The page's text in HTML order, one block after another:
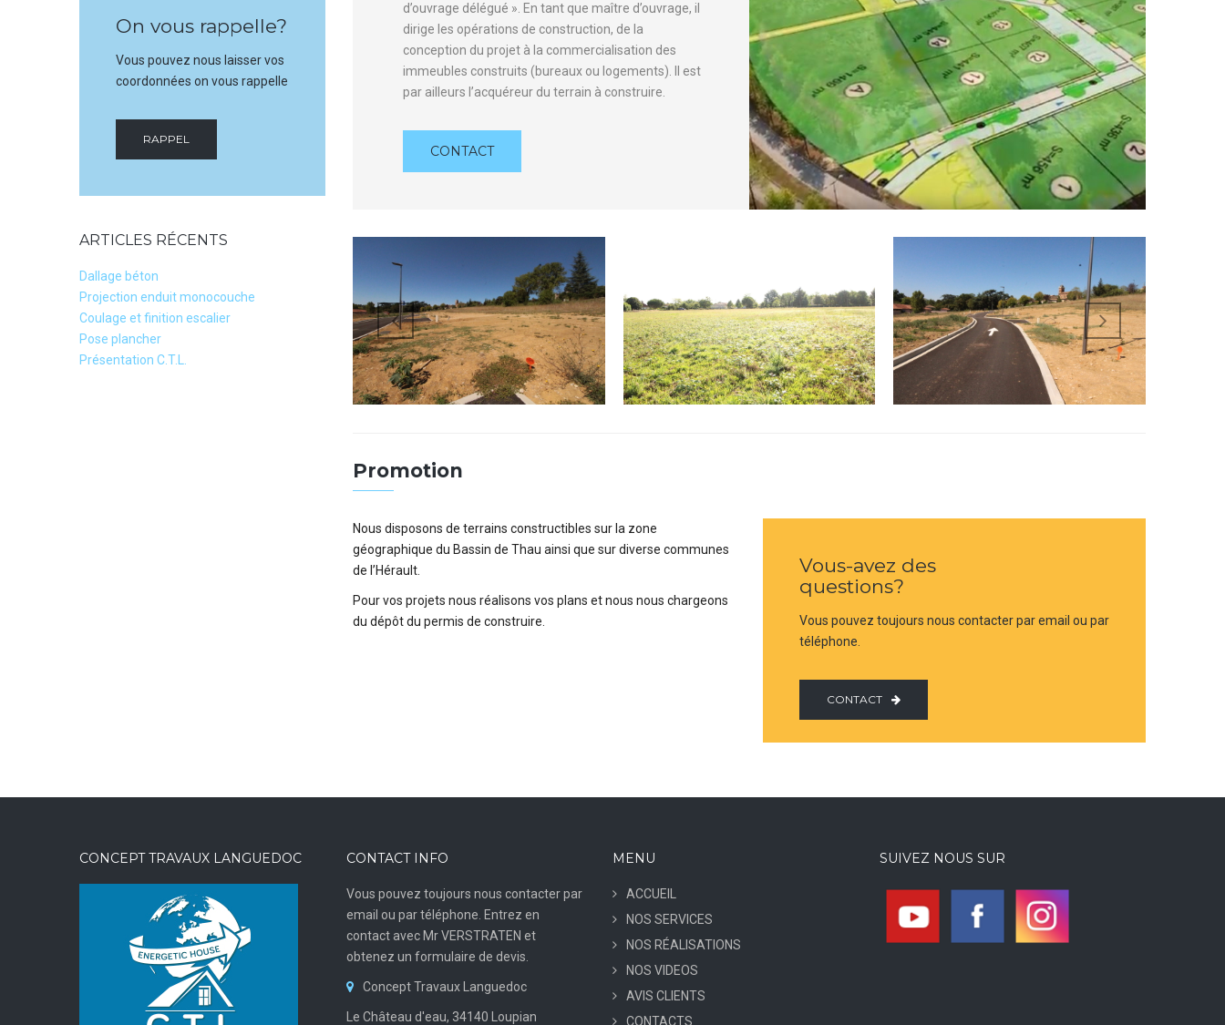
On vous rappelle?
Vous pouvez nous laisser vos
coordonnées on vous rappelle
RAPPEL
ARTICLES RÉCENTS
Dallage béton
Projection enduit monocouche
Coulage et finition escalier
Pose plancher
Présentation C.T.L.
d’ouvrage délégué ». En tant que maître d’ouvrage, il
dirige les opérations de construction, de la
conception du projet à la commercialisation des
immeubles construits (bureaux ou logements). Il est
par ailleurs l’acquéreur du terrain à construire.
CONTACT
Promotion
Nous disposons de terrains constructibles sur la zone
géographique du Bassin de Thau ainsi que sur diverse communes
de l’Hérault.
Pour vos projets nous réalisons vos plans et nous nous chargeons
du dépôt du permis de construire.
Vous-avez des
questions?
Vous pouvez toujours nous contacter par email ou par
téléphone.
CONTACT
CONCEPT TRAVAUX LANGUEDOC CONTACT INFO
Vous pouvez toujours nous contacter par
email ou par téléphone. Entrez en
contact avec Mr VERSTRATEN et
obtenez un formulaire de devis.
Concept Travaux Languedoc
Le Château d'eau, 34140 Loupian
MENU
ACCUEIL
NOS SERVICES
NOS RÉALISATIONS
NOS VIDEOS
AVIS CLIENTS
CONTACTS
SUIVEZ NOUS SUR